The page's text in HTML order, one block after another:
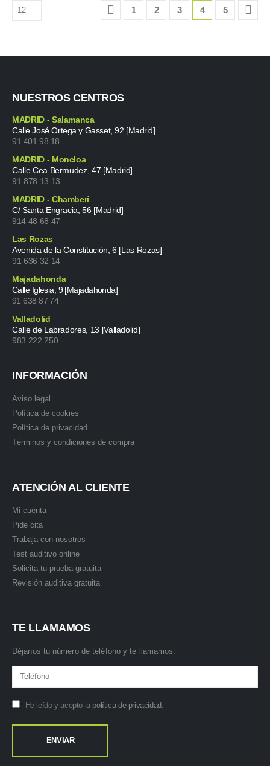
1 2 3 4 5
NUESTROS CENTROS
MADRID - Salamanca
Calle José Ortega y Gasset, 92 [Madrid]
91 401 98 18
MADRID - Moncloa
Calle Cea Bermudez, 47 [Madrid]
91 878 13 13
MADRID - Chamberí
C/ Santa Engracia, 56 [Madrid]
914 48 68 47
Las Rozas
Avenida de la Constitución, 6 [Las Rozas]
91 636 32 14
Majadahonda
Calle Iglesia, 9 [Majadahonda]
91 638 87 74
Valladolid
Calle de Labradores, 13 [Valladolid]
983 222 250
INFORMACIÓN
Aviso legal
Política de cookies
Política de privacidad
Términos y condiciones de compra
ATENCIÓN AL CLIENTE
Mi cuenta
Pide cita
Trabaja con nosotros
Test auditivo online
Solicita tu prueba gratuita
Revisión auditiva gratuita
TE LLAMAMOS
Déjanos tu número de teléfono y te llamamos:
He leído y acepto la política de privacidad.